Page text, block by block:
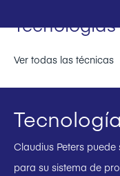
Tecnologías
Ver todas las técnicas
Claudius Peters
para su sistema de